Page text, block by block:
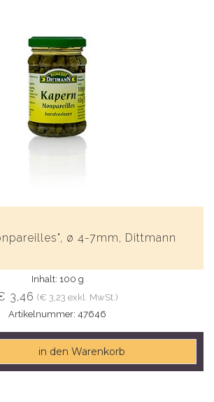
ø 4-7mm, Dittmann
Inhalt: 100 g
3,46 (€ 3,23 exkl. MwSt.)
Artikelnummer: 47646
in den Warenkorb